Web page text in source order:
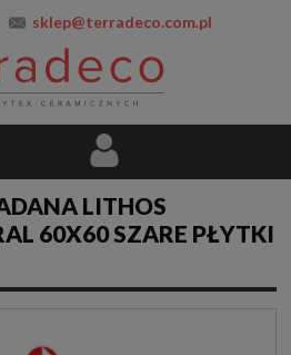
sklep@terradeco.com.pl
LITHOS
60X60 SZARE PŁYTKI